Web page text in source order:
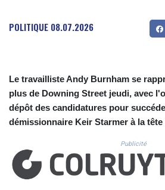
CUC
CUP
DKK
DOP
DZD
EGP
FJD
FKP
POLITIQUE 08.07.2026
Le travailliste Andy Burnham se
plus de Downing Street jeudi, avec
dépôt des candidatures pour
démissionnaire Keir Starmer à la
Publicité